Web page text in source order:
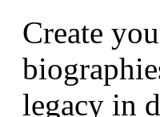
Create
legacy in